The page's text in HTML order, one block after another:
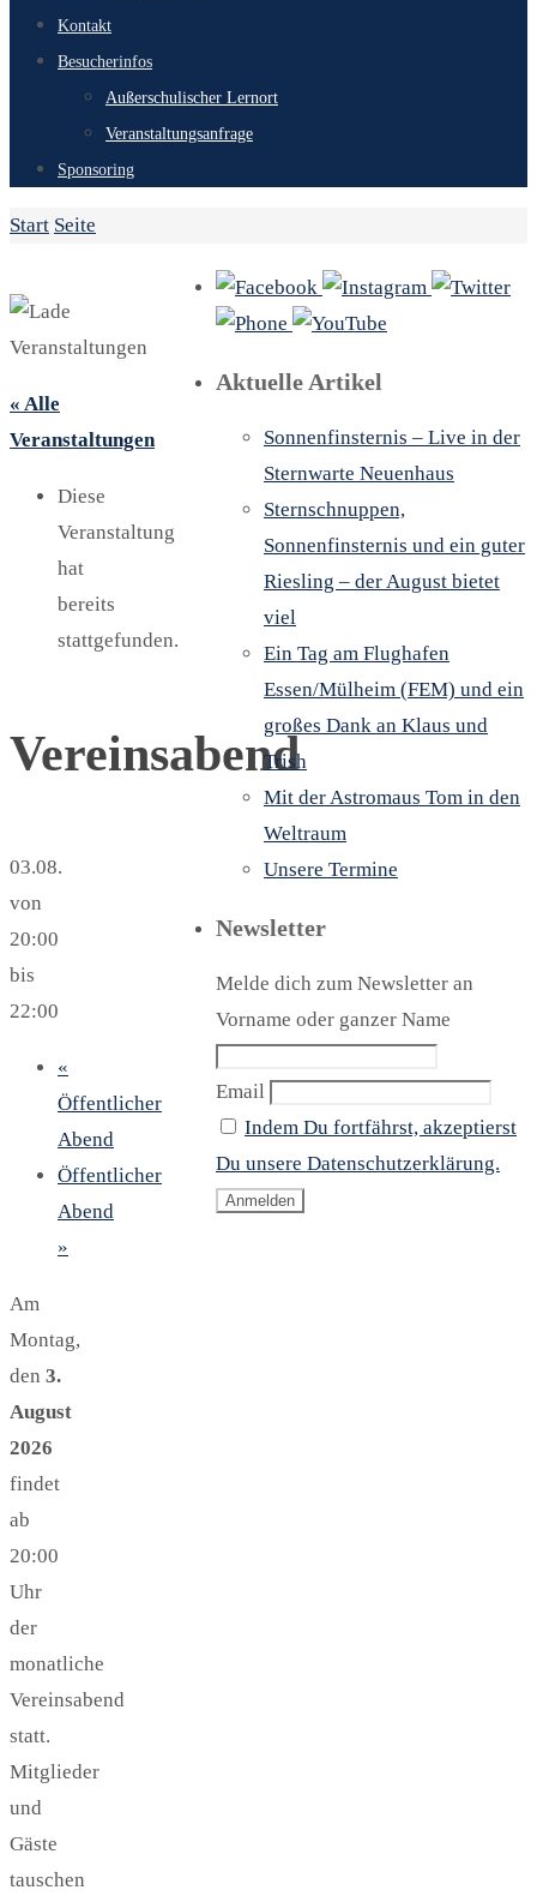
Kontakt
Besucherinfos
Außerschulischer Lernort
Veranstaltungsanfrage
Sponsoring
Start Seite
« Alle
Veranstaltungen
Diese
Veranstaltung
hat
bereits
stattgefunden.
Vereinsabend
03.08.
von
20:00
bis
22:00
«
Öffentlicher
Abend
Öffentlicher
Abend
»
Am
Montag,
den 3.
August
2026
findet
ab
20:00
Uhr
der
monatliche
Vereinsabend
statt.
Mitglieder
und
Gäste
tauschen
Aktuelle Artikel
Sonnenfinsternis – Live in der
Sternwarte Neuenhaus
Sternschnuppen,
Sonnenfinsternis und ein guter
Riesling – der August bietet
viel
Ein Tag am Flughafen
Essen/Mülheim (FEM) und ein
großes Dank an Klaus und
Trish
Mit der Astromaus Tom in den
Weltraum
Unsere Termine
Newsletter
Melde dich zum Newsletter an
Vorname oder ganzer Name
Email
Indem Du fortfährst, akzeptierst
Du unsere Datenschutzerklärung.